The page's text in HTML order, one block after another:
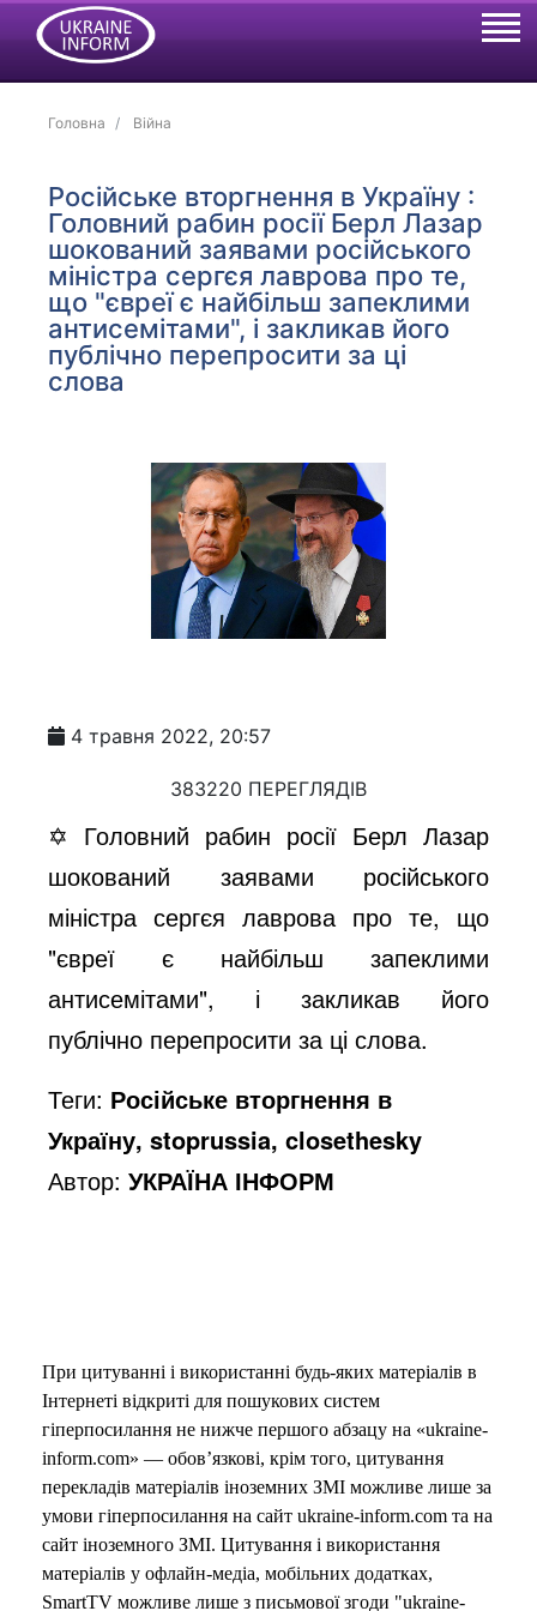
Головна Війна
Російське вторгнення в Україну :
Головний рабин росії Берл Лазар
шокований заявами російського
міністра сергєя лаврова про те,
що "євреї є найбільш запеклими
антисемітами", і закликав його
публічно перепросити за ці
слова
4 травня 2022, 20:57
383220 ПЕРЕГЛЯДІВ
✡️ Головний рабин росії Берл Лазар
шокований заявами російського
міністра сергєя лаврова про те, що
"євреї є найбільш запеклими
антисемітами", і закликав його
публічно перепросити за ці слова.
Теги: Російське вторгнення в
Україну, stoprussia, closethesky
Автор:УКРАЇНА ІНФОРМ
При цитуванні і використанні будь-яких матеріалів в
Інтернеті відкриті для пошукових систем
гіперпосилання не нижче першого абзацу на «ukraine-
inform.com» — обов’язкові, крім того, цитування
перекладів матеріалів іноземних ЗМІ можливе лише за
умови гіперпосилання на сайт ukraine-inform.com та на
сайт іноземного ЗМІ. Цитування і використання
матеріалів у офлайн-медіа, мобільних додатках,
SmartTV можливе лише з письмової згоди "ukraine-